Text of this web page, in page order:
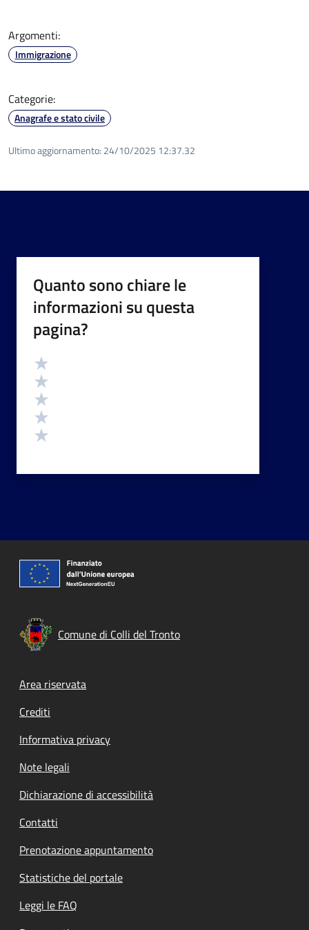
Argomenti:
Immigrazione
Categorie:
Anagrafe e stato civile
Ultimo aggiornamento: 24/10/2025 12:37.32
Quanto sono chiare le
informazioni su questa
pagina?
Valutazione
Comune di Colli del Tronto
Footer menu
Area riservata
Crediti
Informativa privacy
Note legali
Dichiarazione di accessibilità
Contatti
Prenotazione appuntamento
Statistiche del portale
Leggi le FAQ